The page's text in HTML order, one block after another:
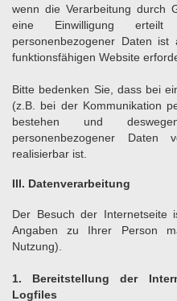
wenn die Verarbeitung durch
eine Einwilligung erteilt
personenbezogener Daten
funktionsfähigen Website
Bitte bedenken Sie, dass bei
(z.B. bei der Kommunikation
bestehen und
personenbezogener
realisierbar ist.
III. Datenverarbeitung
Der Besuch der Internetseite
Angaben zu Ihrer Person
Nutzung).
1. Bereitstellung der
Logfiles